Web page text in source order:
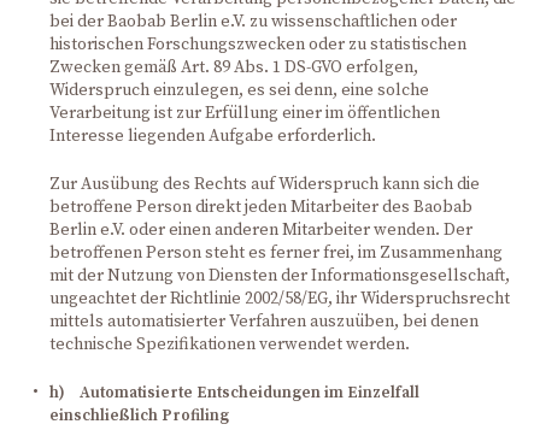
bei der Baobab Berlin e.V. zu wissenschaftlichen oder
historischen Forschungszwecken oder zu statistischen
Zwecken gemäß Art. 89 Abs. 1 DS-GVO erfolgen,
Widerspruch einzulegen, es sei denn, eine solche
Verarbeitung ist zur Erfüllung einer im öffentlichen
Interesse liegenden Aufgabe erforderlich.
Zur Ausübung des Rechts auf Widerspruch kann sich die
betroffene Person direkt jeden Mitarbeiter des Baobab
Berlin e.V. oder einen anderen Mitarbeiter wenden. Der
betroffenen Person steht es ferner frei, im Zusammenhang
mit der Nutzung von Diensten der Informationsgesellschaft,
ungeachtet der Richtlinie 2002/58/EG, ihr Widerspruchsrecht
mittels automatisierter Verfahren auszuüben, bei denen
technische Spezifikationen verwendet werden.
h) Automatisierte Entscheidungen im Einzelfall
einschließlich Profiling